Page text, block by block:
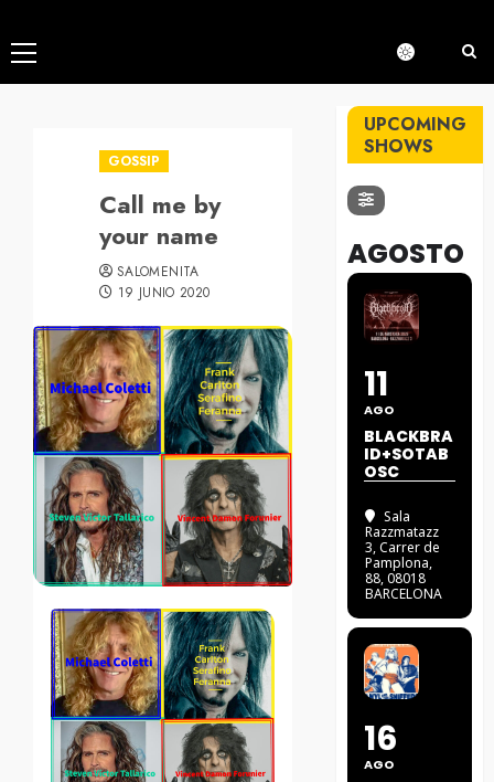
Menú
principal
GOSSIP
Call me by
your name
SALOMENITA
19 JUNIO 2020
UPCOMING
SHOWS
AGOSTO
11
AGO
BLACKBRA
ID+SOTAB
OSC
Sala
Razzmatazz
3, Carrer de
Pamplona,
88, 08018
BARCELONA
16
AGO